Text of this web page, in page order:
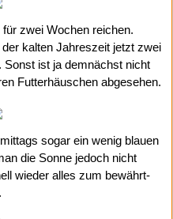
zwei Wochen reichen.
kalten Jahreszeit jetzt zwei
Sonst ist ja demnächst nicht
Futterhäuschen abgesehen.
sogar ein wenig blauen
die Sonne jedoch nicht
wieder alles zum bewährt-